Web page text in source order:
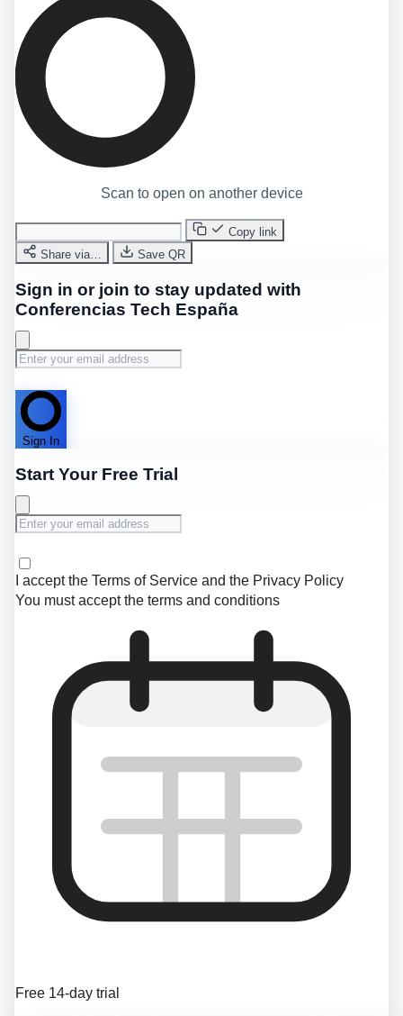
Scan to open on another device
Copy link
Share via…
Save QR
Sign in or join to stay updated with
Conferencias Tech España
Sign In
Start Your Free Trial
I accept the Terms of Service and the Privacy Policy
You must accept the terms and conditions
Free 14-day trial